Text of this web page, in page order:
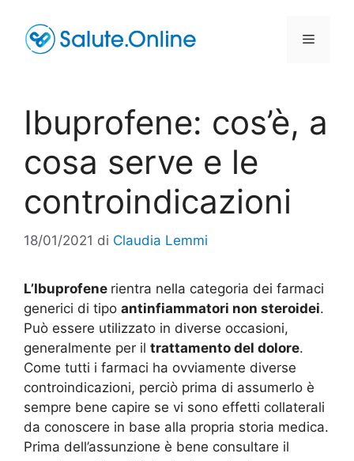
contenuto
Menu
Ibuprofene: cos’è, a
cosa serve e le
controindicazioni
18/01/2021 di Claudia Lemmi
L’Ibuprofene rientra nella categoria dei farmaci
generici di tipo antinfiammatori non steroidei.
Può essere utilizzato in diverse occasioni,
generalmente per il trattamento del dolore.
Come tutti i farmaci ha ovviamente diverse
controindicazioni, perciò prima di assumerlo è
sempre bene capire se vi sono effetti collaterali
da conoscere in base alla propria storia medica.
Prima dell’assunzione è bene consultare il